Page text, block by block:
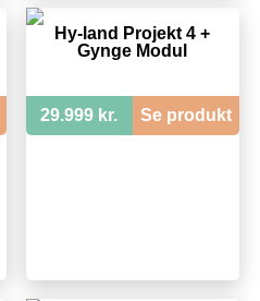
Hy-land Projekt 4 +
Gynge Modul
29.999 kr. Se produkt